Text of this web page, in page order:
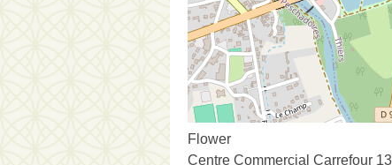
Flower
Centre Commercial Carrefour